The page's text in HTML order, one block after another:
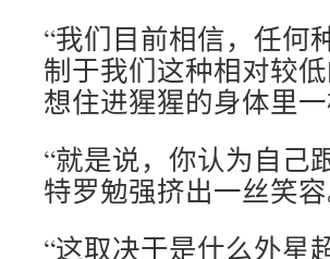
“我们目前相信，任何
制于我们这种相对较
想住进猩猩的身体里
“就是说，你认为自己
特罗勉强挤出一丝笑容
“这取决于是什么外星